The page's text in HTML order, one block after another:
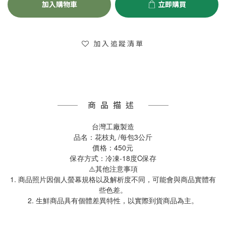
加入購物車 立即購買
加入追蹤清單
商品描述
台灣工廠製造
品名：花枝丸 /每包3公斤
價格：450元
保存方式：冷凍-18度C保存
⚠️其他注意事項
1. 商品照片因個人螢幕規格以及解析度不同，可能會與商品實體有
些色差。
2. 生鮮商品具有個體差異特性，以實際到貨商品為主。